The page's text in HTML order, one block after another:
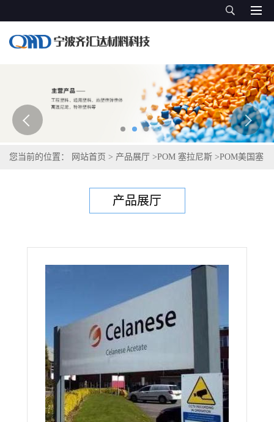
您当前的位置： 网站首页 > 产品展厅 >POM 塞拉尼斯 >POM美国塞
产品展厅